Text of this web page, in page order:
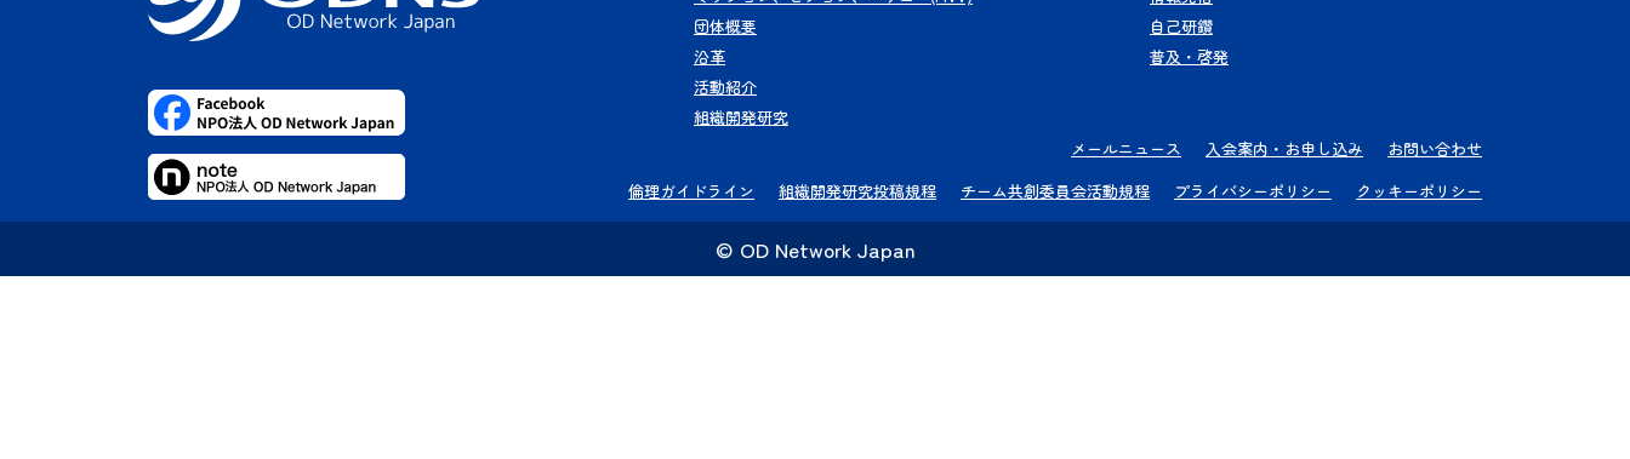
団体概要
沿革
活動紹介
組織開発研究
自己研鑽
普及・啓発
メールニュース 入会案内・お申し込み
お問い合わせ
倫理ガイドライン
組織開発研究投稿規程 チーム共創委員会活動規程 プライバシーポリシー クッキーポリシー
© OD Network Japan